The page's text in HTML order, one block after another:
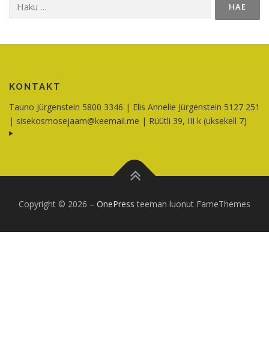
KONTAKT
Tauno Jürgenstein 5800 3346 | Elis Annelie Jürgenstein 5127 251
| sisekosmosejaam@keemail.me | Rüütli 39, III k (uksekell 7)
Copyright © 2026 – OnePress teeman luonut FameThemes